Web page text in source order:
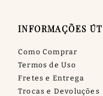
INFORMAÇÕES
Como Comprar
Termos de Uso
Fretes e Entrega
Trocas e Devoluções